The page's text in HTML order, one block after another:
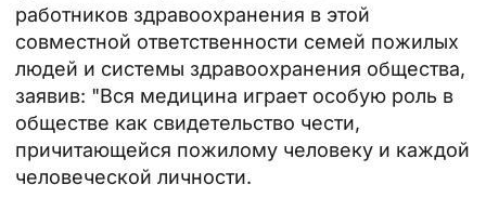
работников здравоохранения в этой
совместной ответственности семей пожилых
людей и системы здравоохранения общества,
заявив: "Вся медицина играет особую роль в
обществе как свидетельство чести,
причитающейся пожилому человеку и каждой
человеческой личности.